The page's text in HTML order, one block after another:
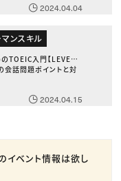
2024.04.04
マンスキル
TOEIC入門【LEVEL.
会話問題ポイントと対
2024.04.15
イベント情報は欲し